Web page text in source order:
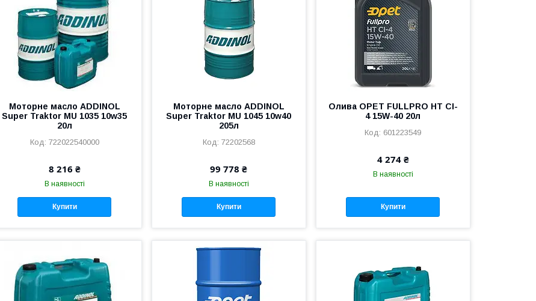
Моторне масло ADDINOL
Super Traktor MU 1035 10w35
20л
722022540000
8 216 ₴
В наявності
Купити
Моторне масло ADDINOL
Super Traktor MU 1045 10w40
205л
72202568
99 778 ₴
В наявності
Купити
Олива OPET FULLPRO HT CI-
4 15W-40 20л
601223549
4 274 ₴
В наявності
Купити